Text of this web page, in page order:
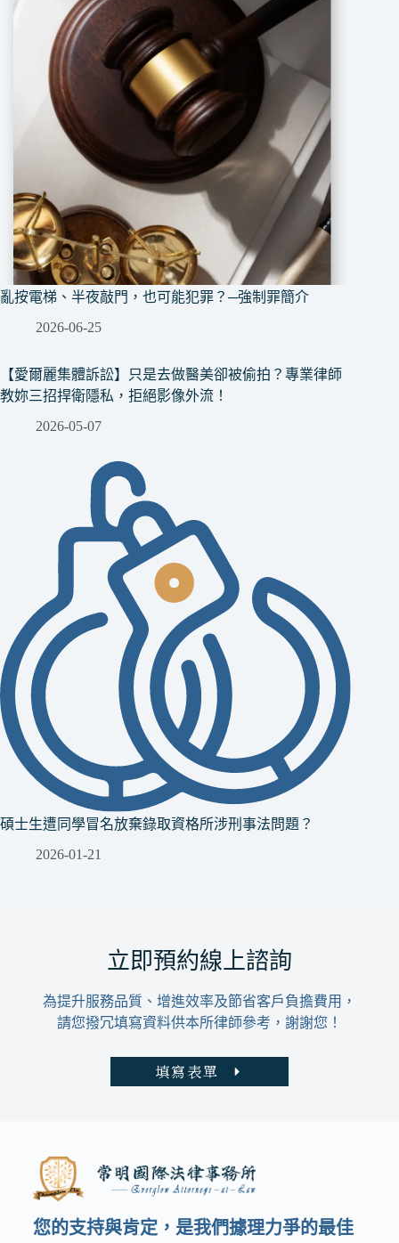
亂按電梯、半夜敲門，也可能犯罪？─強制罪簡介
2026-06-25
【愛爾麗集體訴訟】只是去做醫美卻被偷拍？專業律師
教妳三招捍衛隱私，拒絕影像外流！
2026-05-07
碩士生遭同學冒名放棄錄取資格所涉刑事法問題？
2026-01-21
立即預約線上諮詢
為提升服務品質、增進效率及節省客戶負擔費用，
請您撥冗填寫資料供本所律師參考，謝謝您！
填寫表單
您的支持與肯定，是我們據理力爭的最佳